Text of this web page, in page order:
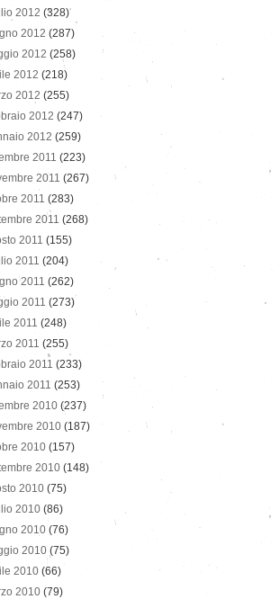
2012 (328)
2012 (287)
2012 (258)
2012 (218)
2012 (255)
2012 (247)
2012 (259)
2011 (223)
2011 (267)
2011 (283)
2011 (268)
2011 (155)
2011 (204)
2011 (262)
2011 (273)
2011 (248)
2011 (255)
2011 (233)
2011 (253)
2010 (237)
2010 (187)
2010 (157)
2010 (148)
2010 (75)
2010 (86)
2010 (76)
2010 (75)
2010 (66)
2010 (79)